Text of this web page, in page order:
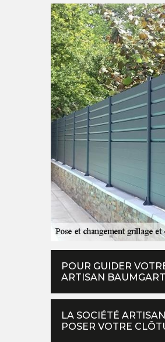
POUR GUIDER
ARTISAN
LA SOCIÉTÉ
POSER VOTRE